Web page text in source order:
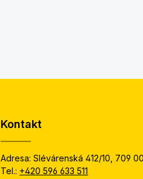
Kontakt
Adresa: Slévárenská 412/10, 709
Tel.: +420 596 633 511